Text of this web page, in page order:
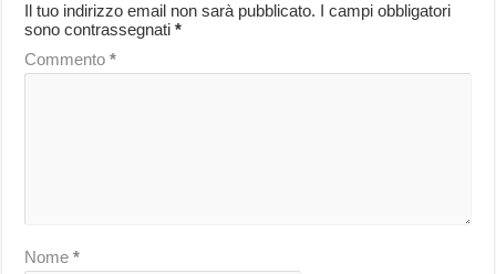
Il tuo indirizzo email non sarà pubblicato. I campi obbligatori
sono contrassegnati*
Commento*
Nome*